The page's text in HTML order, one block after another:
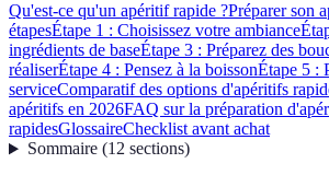
Qu'est-ce qu'un apéritif rapide ?Préparer son
étapesÉtape 1 : Choisissez votre ambiance
ingrédients de baseÉtape 3 : Préparez des
réaliserÉtape 4 : Pensez à la boissonÉtape 5 :
serviceComparatif des options d'apéritifs
apéritifs en 2026FAQ sur la préparation
rapidesGlossaireChecklist avant achat
Sommaire(12 sections)